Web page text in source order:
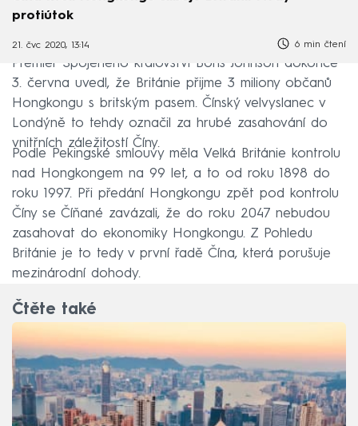
protiútok
21. čvc 2020, 13:14 6 min čtení
Premiér Spojeného království Boris Johnson dokonce
3. června uvedl, že Británie přijme 3 miliony občanů
Hongkongu s britským pasem. Čínský velvyslanec v
Londýně to tehdy označil za hrubé zasahování do
vnitřních záležitostí Číny.
Podle Pekingské smlouvy měla Velká Británie kontrolu
nad Hongkongem na 99 let, a to od roku 1898 do
roku 1997. Při předání Hongkongu zpět pod kontrolu
Číny se Číňané zavázali, že do roku 2047 nebudou
zasahovat do ekonomiky Hongkongu. Z Pohledu
Británie je to tedy v první řadě Čína, která porušuje
mezinárodní dohody.
Čtěte také